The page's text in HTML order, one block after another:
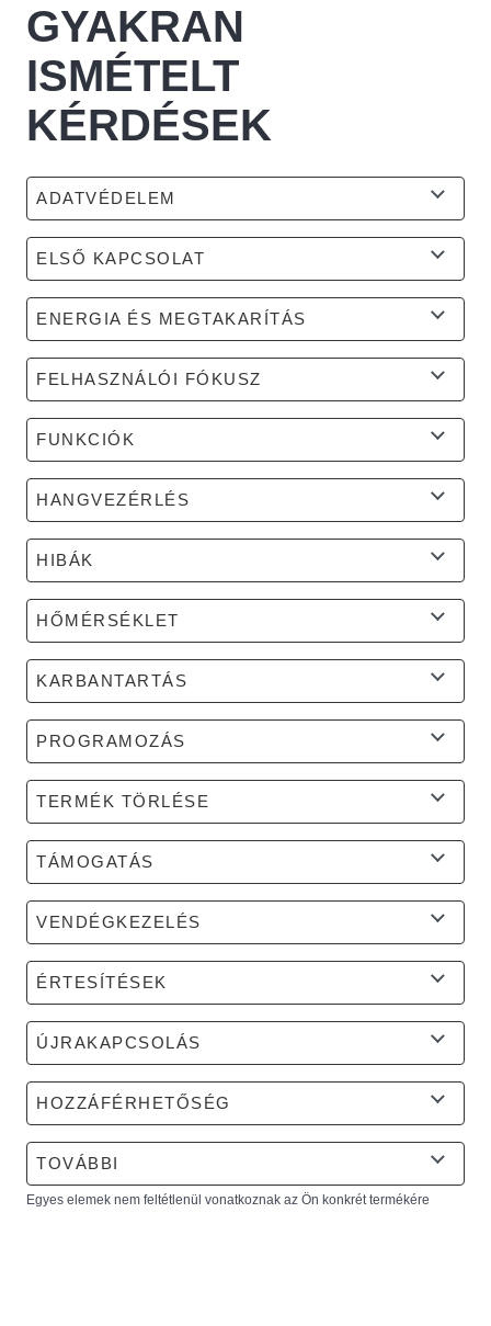
GYAKRAN
ISMÉTELT
KÉRDÉSEK
ADATVÉDELEM
ELSŐ KAPCSOLAT
ENERGIA ÉS MEGTAKARÍTÁS
FELHASZNÁLÓI FÓKUSZ
FUNKCIÓK
HANGVEZÉRLÉS
HIBÁK
HŐMÉRSÉKLET
KARBANTARTÁS
PROGRAMOZÁS
TERMÉK TÖRLÉSE
TÁMOGATÁS
VENDÉGKEZELÉS
ÉRTESÍTÉSEK
ÚJRAKAPCSOLÁS
HOZZÁFÉRHETŐSÉG
TOVÁBBI
Egyes elemek nem feltétlenül vonatkoznak az Ön konkrét termékére